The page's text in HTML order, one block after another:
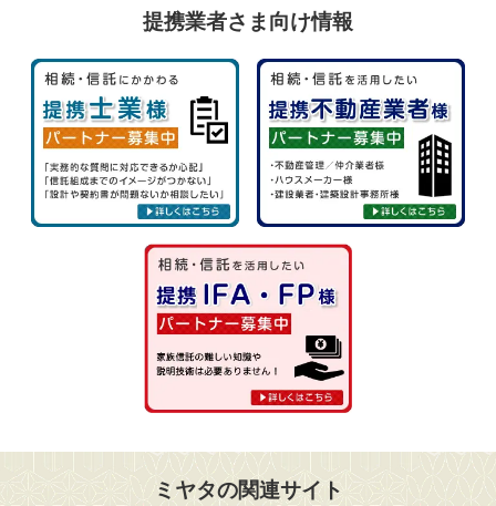
提携業者さま向け情報
ミヤタの関連サイト